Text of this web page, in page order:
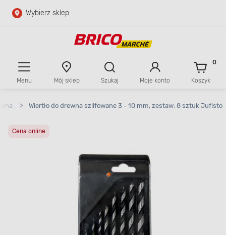
Przejdź do głównej zawartości
Wybierz sklep
Menu Mój sklep Szukaj Moje konto Koszyk
0
> Wiertło do drewna szlifowane 3 - 10 mm, zestaw: 8 sztuk Jufisto
Cena online